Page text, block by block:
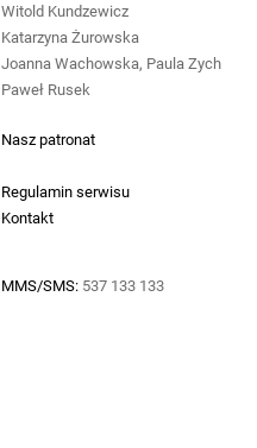
Nasz patronat
Regulamin serwisu
Kontakt
MMS/SMS: 537 133 133
Witold Kundzewicz
Katarzyna Żurowska
Joanna Wachowska, Paula Zych
Paweł Rusek